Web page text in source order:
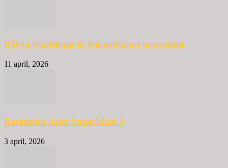
Bålsta Stadslopp & Köpenhamn marathon
11 april, 2026
Recension Asics Superblast 3
3 april, 2026